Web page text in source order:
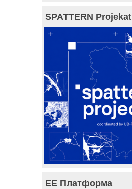
SPATTERN Projekat
ЕЕ Платформа